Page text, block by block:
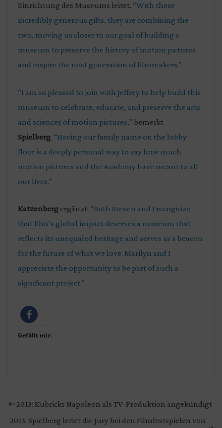
Einrichtung des Museums leitet. “With these
incredibly generous gifts, they are combining the
two, moving us closer to our goal of building a
museum to preserve the history of motion pictures
and inspire the next generation of filmmakers.”
“I am so pleased to join with Jeffrey to help build this
museum to celebrate, educate, and preserve the arts
and sciences of motion pictures,” bemerkt
Spielberg. “Having our family name on the lobby
floor is a deeply personal way to say how much
motion pictures and the Academy have meant to all
our lives.”
Katzenberg ergänzt: “Both Steven and I recognize
that film’s global impact deserves a museum that
reflects its unequaled heritage and serves as a beacon
for the future of what we love. Marilyn and I
appreciate the opportunity to be part of such a
significant project.”
Gefällt mir:
2013: Kubricks Napoleon als TV-Produktion angekündigt
2013: Spielberg leitet die Jury bei den Filmfestspielen von